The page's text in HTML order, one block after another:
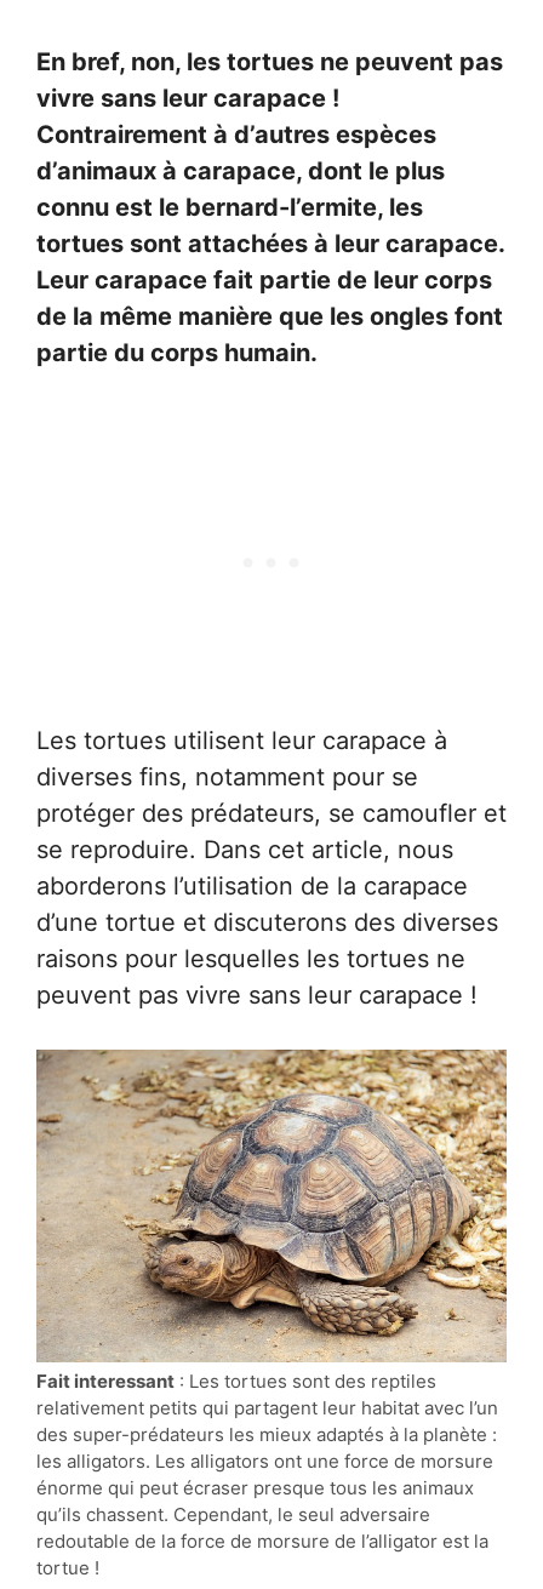
En bref, non, les tortues ne peuvent pas
vivre sans leur carapace !
Contrairement à d’autres espèces
d’animaux à carapace, dont le plus
connu est le bernard-l’ermite, les
tortues sont attachées à leur carapace.
Leur carapace fait partie de leur corps
de la même manière que les ongles font
partie du corps humain.
Les tortues utilisent leur carapace à
diverses fins, notamment pour se
protéger des prédateurs, se camoufler et
se reproduire. Dans cet article, nous
aborderons l’utilisation de la carapace
d’une tortue et discuterons des diverses
raisons pour lesquelles les tortues ne
peuvent pas vivre sans leur carapace !
Fait interessant : Les tortues sont des reptiles
relativement petits qui partagent leur habitat avec l’un
des super-prédateurs les mieux adaptés à la planète :
les alligators. Les alligators ont une force de morsure
énorme qui peut écraser presque tous les animaux
qu’ils chassent. Cependant, le seul adversaire
redoutable de la force de morsure de l’alligator est la
tortue !